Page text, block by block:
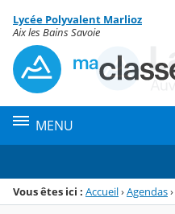
Menu de la rubrique
Contenu
Lycée Polyvalent Marlioz
Aix les Bains Savoie
MENU
Vous êtes ici : Accueil›Agendas›